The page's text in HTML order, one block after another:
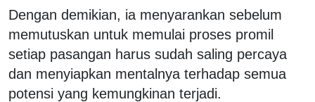
Dengan demikian, ia menyarankan sebelum
memutuskan untuk memulai proses promil
setiap pasangan harus sudah saling percaya
dan menyiapkan mentalnya terhadap semua
potensi yang kemungkinan terjadi.